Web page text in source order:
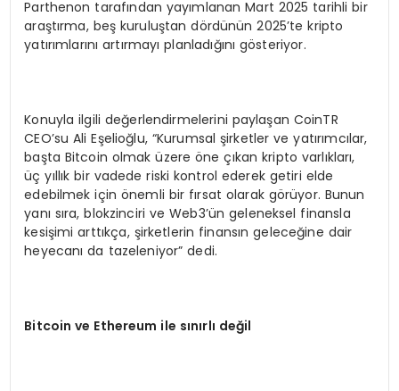
Parthenon tarafından yayımlanan Mart 2025 tarihli bir
araştırma, beş kuruluştan dördünün 2025’te kripto
yatırımlarını artırmayı planladığını gösteriyor.
Konuyla ilgili değerlendirmelerini paylaşan CoinTR
CEO’su Ali Eşelioğlu, “Kurumsal şirketler ve yatırımcılar,
başta Bitcoin olmak üzere öne çıkan kripto varlıkları,
üç yıllık bir vadede riski kontrol ederek getiri elde
edebilmek için önemli bir fırsat olarak görüyor. Bunun
yanı sıra, blokzinciri ve Web3’ün geleneksel finansla
kesişimi arttıkça, şirketlerin finansın geleceğine dair
heyecanı da tazeleniyor” dedi.
Bitcoin ve Ethereum ile sınırlı değil